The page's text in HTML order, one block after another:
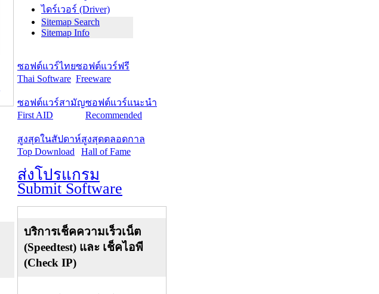
ไดร์เวอร์ (Driver)
Sitemap Search
Sitemap Info
ซอฟต์แวร์ไทย
Thai Software
ซอฟต์แวร์ฟรี
Freeware
ซอฟต์แวร์สามัญ
First AID
ซอฟต์แวร์แนะนำ
Recommended
สูงสุดในสัปดาห์
Top Download
สูงสุดตลอดกาล
Hall of Fame
ส่งโปรแกรม
Submit Software
บริการเช็คความเร็วเน็ต
(Speedtest) และ เช็คไอพี
(Check IP)